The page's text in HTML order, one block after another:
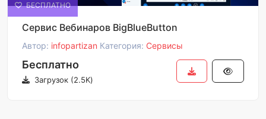
БЕСПЛАТНО
Сервис Вебинаров BigBlueButton
Автор: infopartizan Категория: Сервисы
Бесплатно
Загрузок (2.5K)